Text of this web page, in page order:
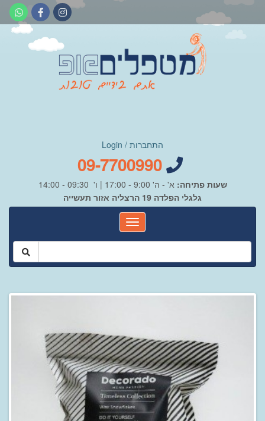
התחברות / Login
שעות פתיחה: א' - ה' 9:00 - 17:00 | ו' 09:30 - 14:00
גלגלי הפלדה 19 הרצליה אזור תעשייה